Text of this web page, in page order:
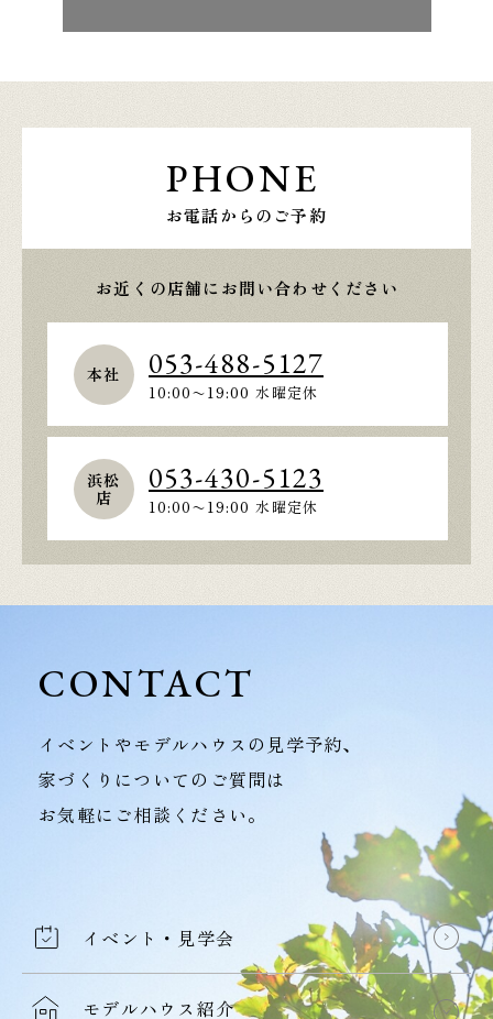
PHONE
お電話からのご予約
お近くの店舗にお問い合わせください
本社 053-488-5127
10:00〜19:00 水曜定休
浜松
店
053-430-5123
10:00〜19:00 水曜定休
CONTACT
イベントやモデルハウスの見学予約、
家づくりについてのご質問は
お気軽にご相談ください。
イベント・見学会
モデルハウス紹介